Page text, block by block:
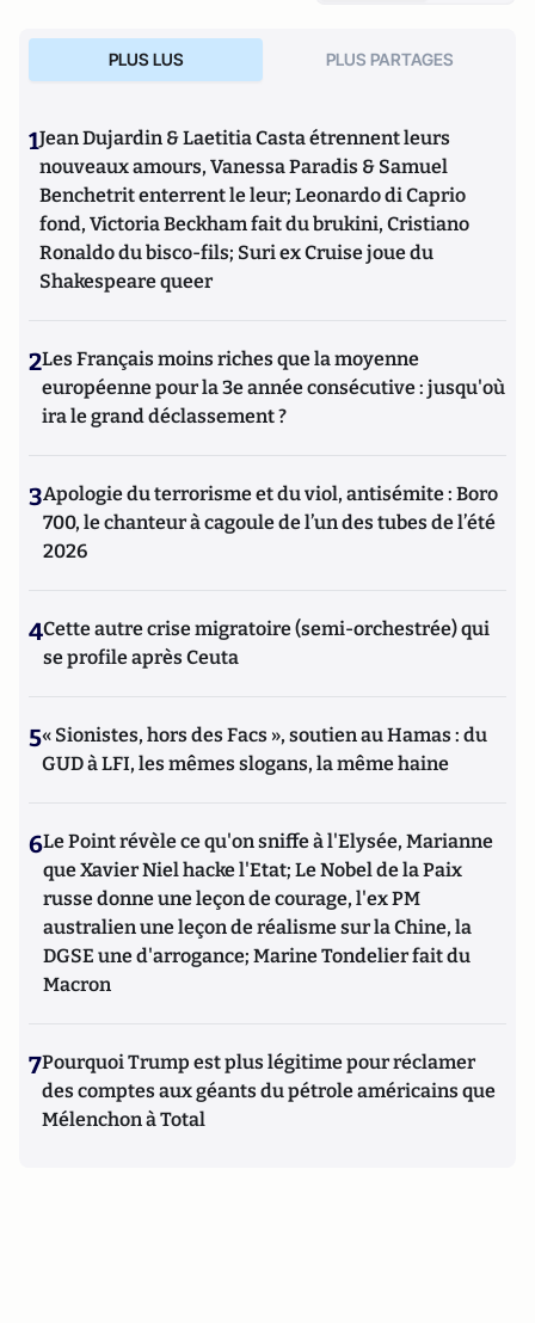
PLUS LUS PLUS PARTAGES
1Jean Dujardin & Laetitia Casta étrennent leurs
nouveaux amours, Vanessa Paradis & Samuel
Benchetrit enterrent le leur; Leonardo di Caprio
fond, Victoria Beckham fait du brukini, Cristiano
Ronaldo du bisco-fils; Suri ex Cruise joue du
Shakespeare queer
2Les Français moins riches que la moyenne
européenne pour la 3e année consécutive : jusqu'où
ira le grand déclassement ?
3Apologie du terrorisme et du viol, antisémite : Boro
700, le chanteur à cagoule de l’un des tubes de l’été
2026
4Cette autre crise migratoire (semi-orchestrée) qui
se profile après Ceuta
5« Sionistes, hors des Facs », soutien au Hamas : du
GUD à LFI, les mêmes slogans, la même haine
6Le Point révèle ce qu'on sniffe à l'Elysée, Marianne
que Xavier Niel hacke l'Etat; Le Nobel de la Paix
russe donne une leçon de courage, l'ex PM
australien une leçon de réalisme sur la Chine, la
DGSE une d'arrogance; Marine Tondelier fait du
Macron
7Pourquoi Trump est plus légitime pour réclamer
des comptes aux géants du pétrole américains que
Mélenchon à Total